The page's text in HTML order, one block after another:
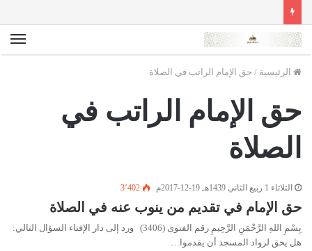
الرئيسية / حق الإمام الراتب في الصلاة
حق الإمام الراتب في
الصلاة
الثلاثاء 1 ربيع الثاني 1439هـ 19-12-2017م 3٬402
حق الإمام في تقديم من ينوب عنه في الصلاة
بِسْمِ اللهِ الرَّحْمَنِ الرَّحِيمِ رقم الفتوى (3406) ورد إلى دار الإفتاء السؤال التالي:
هل يحق لرواد المسجد أن يقدموا…